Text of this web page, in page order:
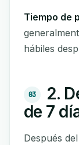
Tiempo de
hábiles
03
2.
de 7
Después